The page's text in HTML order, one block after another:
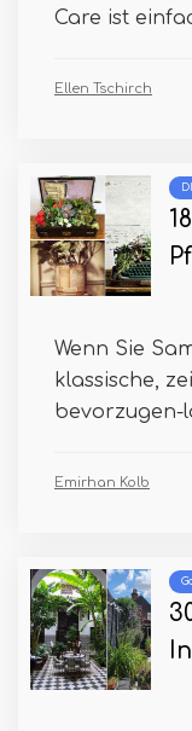
Care ist
Ellen Tschirch
Wenn Sie
klassische,
bevorzugen-
Emirhan Kolb